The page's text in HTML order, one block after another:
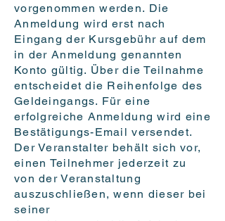
vorgenommen werden. Die
Anmeldung wird erst nach
Eingang der Kursgebühr auf dem
in der Anmeldung genannten
Konto gültig. Über die Teilnahme
entscheidet die Reihenfolge des
Geldeingangs. Für eine
erfolgreiche Anmeldung wird eine
Bestätigungs-Email versendet.
Der Veranstalter behält sich vor,
einen Teilnehmer jederzeit zu
von der Veranstaltung
auszuschließen, wenn dieser bei
seiner